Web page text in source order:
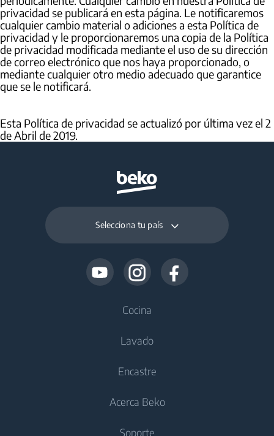
privacidad se publicará en esta página. Le notificaremos
cualquier cambio material o adiciones a esta Política de
privacidad y le proporcionaremos una copia de la Política
de privacidad modificada mediante el uso de su dirección
de correo electrónico que nos haya proporcionado, o
mediante cualquier otro medio adecuado que garantice
que se le notificará.
Esta Política de privacidad se actualizó por última vez el 2
de Abril de 2019.
Selecciona tu país
Cocina
Frigoríficos y congeladores
Frigoríficos y congeladores integrables
Cocción
Lavado
Lavadoras de libre instalación
Lavasecadoras
Encastre
Acerca Beko
Soporte